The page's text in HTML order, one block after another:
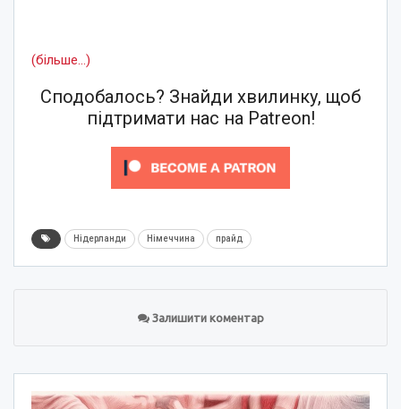
(більше…)
Сподобалось? Знайди хвилинку, щоб
підтримати нас на Patreon!
Нідерланди Німеччина прайд
Залишити коментар